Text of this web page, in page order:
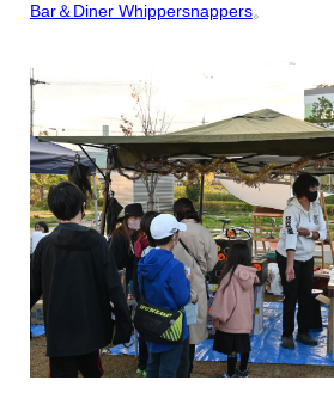
Bar＆Diner Whippersnappers。